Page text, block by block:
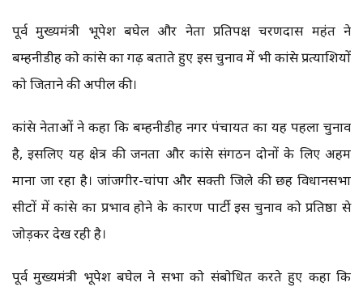
पूर्व मुख्यमंत्री भूपेश बघेल और नेता प्रतिपक्ष चरणदास महंत ने
बम्हनीडीह को कांग्रेस का गढ़ बताते हुए इस चुनाव में भी कांग्रेस प्रत्याशियों
को जिताने की अपील की।
कांग्रेस नेताओं ने कहा कि बम्हनीडीह नगर पंचायत का यह पहला चुनाव
है, इसलिए यह क्षेत्र की जनता और कांग्रेस संगठन दोनों के लिए अहम
माना जा रहा है। जांजगीर-चांपा और सक्ती जिले की छह विधानसभा
सीटों में कांग्रेस का प्रभाव होने के कारण पार्टी इस चुनाव को प्रतिष्ठा से
जोड़कर देख रही है।
पूर्व मुख्यमंत्री भूपेश बघेल ने सभा को संबोधित करते हुए कहा कि